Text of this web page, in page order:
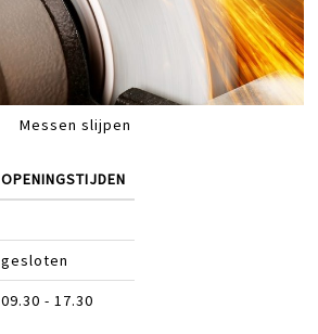
Messen slijpen
OPENINGSTIJDEN
gesloten
09.30 - 17.30